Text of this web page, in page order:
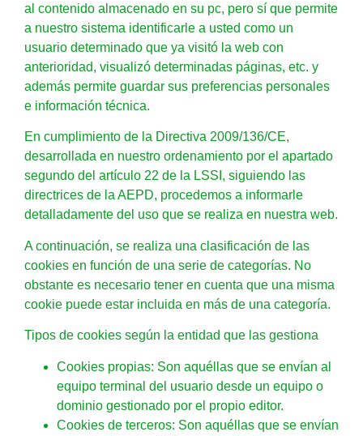
al contenido almacenado en su pc, pero sí que permite
a nuestro sistema identificarle a usted como un
usuario determinado que ya visitó la web con
anterioridad, visualizó determinadas páginas, etc. y
además permite guardar sus preferencias personales
e información técnica.
En cumplimiento de la Directiva 2009/136/CE,
desarrollada en nuestro ordenamiento por el apartado
segundo del artículo 22 de la LSSI, siguiendo las
directrices de la AEPD, procedemos a informarle
detalladamente del uso que se realiza en nuestra web.
A continuación, se realiza una clasificación de las
cookies en función de una serie de categorías. No
obstante es necesario tener en cuenta que una misma
cookie puede estar incluida en más de una categoría.
Tipos de cookies según la entidad que las gestiona
Cookies propias: Son aquéllas que se envían al
equipo terminal del usuario desde un equipo o
dominio gestionado por el propio editor.
Cookies de terceros: Son aquéllas que se envían